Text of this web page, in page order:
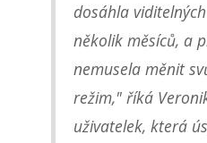
dosáhla
několik měsíců, a
nemusela měnit
režim," říká
uživatelek, která